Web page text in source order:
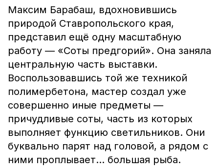
Максим Барабаш, вдохновившись
природой Ставропольского края,
представил ещё одну масштабную
работу — «Соты предгорий». Она заняла
центральную часть выставки.
Воспользовавшись той же техникой
полимербетона, мастер создал уже
совершенно иные предметы —
причудливые соты, часть из которых
выполняет функцию светильников. Они
буквально парят над головой, а рядом с
ними проплывает... большая рыба.